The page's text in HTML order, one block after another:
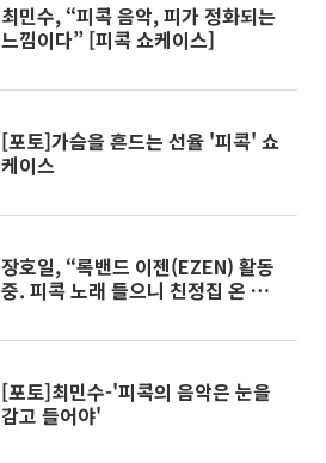
최민수, “피콕 음악, 피가 정화되는
느낌이다” [피콕 쇼케이스]
[포토]가슴을 흔드는 선율 '피콕' 쇼
케이스
장호일, “록밴드 이젠(EZEN) 활동
중. 피콕 노래 들으니 친정집 온 듯”
[포토]최민수-'피콕의 음악은 눈을
감고 들어야'